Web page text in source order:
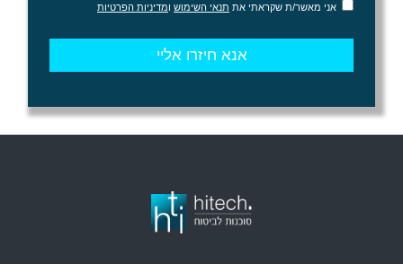
אני מאשר/ת שקראתי את תנאי השימוש ומדיניות הפרטיות